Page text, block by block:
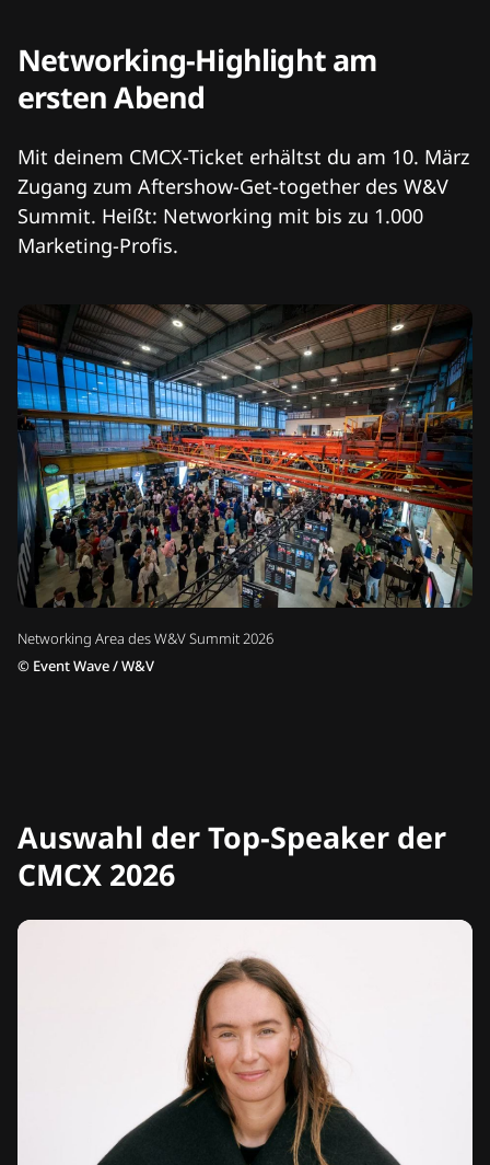
Networking Area des W&V Summit 2026
© Event Wave / W&V
Networking-Highlight am
ersten Abend
Mit deinem CMCX-Ticket erhältst du am 10. März
Zugang zum Aftershow-Get-together des W&V
Summit. Heißt: Networking mit bis zu 1.000
Marketing-Profis.
Auswahl der Top-Speaker der
CMCX 2026